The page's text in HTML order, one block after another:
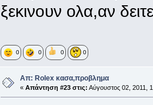
ξεκινουν ολα,αν
0 0 0 0
Απ: Rolex κασα,προβλημα
« Απάντηση #23 στις: Αύγουστος 02, 2011,